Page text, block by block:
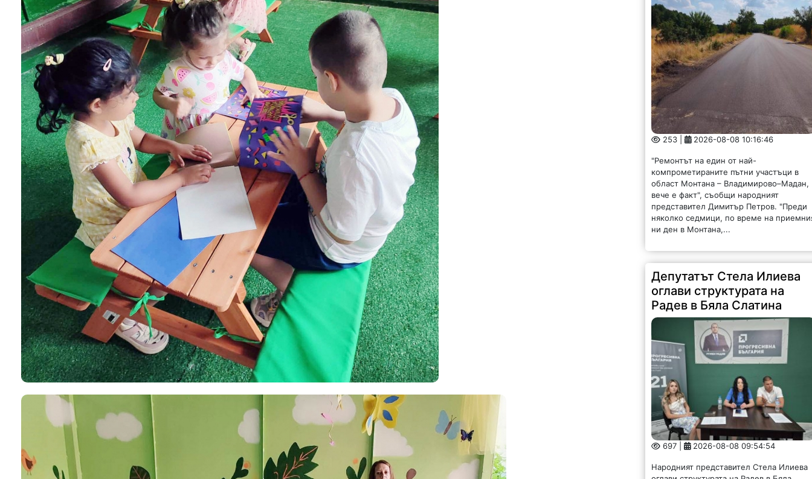
253 | 2026-08-08 10:16:46
"Ремонтът на един от най-
област Монтана – Владимирово–Мадан,
вече е факт", съобщи народният
представител Димитър Петров. "Преди
няколко седмици, по време на
ни ден в Монтана,...
оглави структурата на
Радев в Бяла Слатина
697 | 2026-08-08 09:54:54
Народният представител Стела Илиева
Слатина. Това стана на учредително